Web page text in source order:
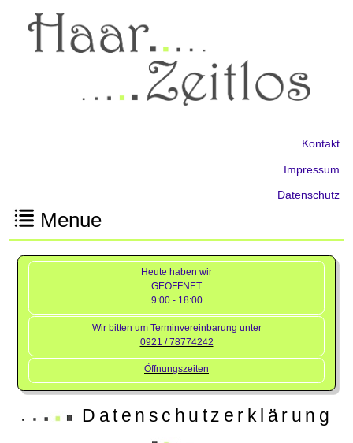
Kontakt
Impressum
Datenschutz
Menue
Heute haben wir
GEÖFFNET
9:00 - 18:00
Wir bitten um Terminvereinbarung unter
0921 / 78774242
Öffnungszeiten
Datenschutzerklärung